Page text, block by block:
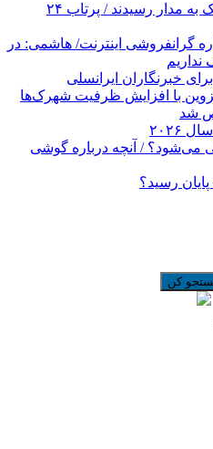
ماهواره‌های جدید استارلینک به مدار رسیدند / پرتاب ۲۴
گرانفروشی اینترنت/ هاشمی: در
نداریم
با افزایش ظرفیت شهرک‌ها
شد
معرفی می‌شود؟ / آنچه درباره گوشی
رسید؟
کن